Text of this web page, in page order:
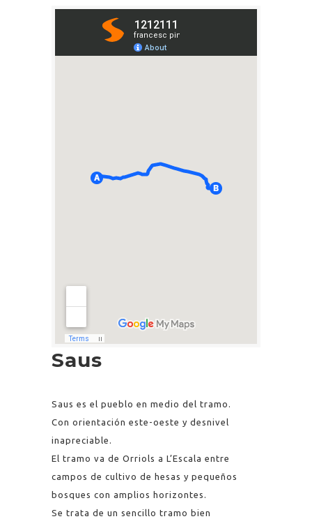
Saus
Saus es el pueblo en medio del tramo.
Con orientación este-oeste y desnivel
inapreciable.
El tramo va de Orriols a L’Escala entre
campos de cultivo de hesas y pequeños
bosques con amplios horizontes.
Se trata de un sencillo tramo bien